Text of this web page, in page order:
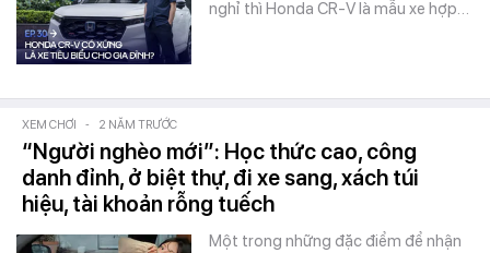
nghỉ thì Honda CR-V là mẫu xe hợp…
XEM CHƠI - 2 NĂM TRƯỚC
“Người nghèo mới”: Học thức cao, công
danh đỉnh, ở biệt thự, đi xe sang, xách túi
hiệu, tài khoản rỗng tuếch
Một trong những đặc điểm để nhận